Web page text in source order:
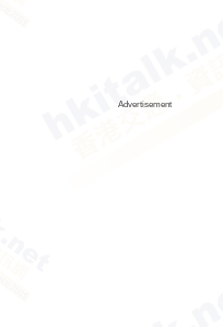
Advertisement